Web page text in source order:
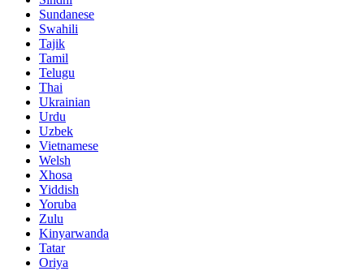
Sundanese
Swahili
Tajik
Tamil
Telugu
Thai
Ukrainian
Urdu
Uzbek
Vietnamese
Welsh
Xhosa
Yiddish
Yoruba
Zulu
Kinyarwanda
Tatar
Oriya